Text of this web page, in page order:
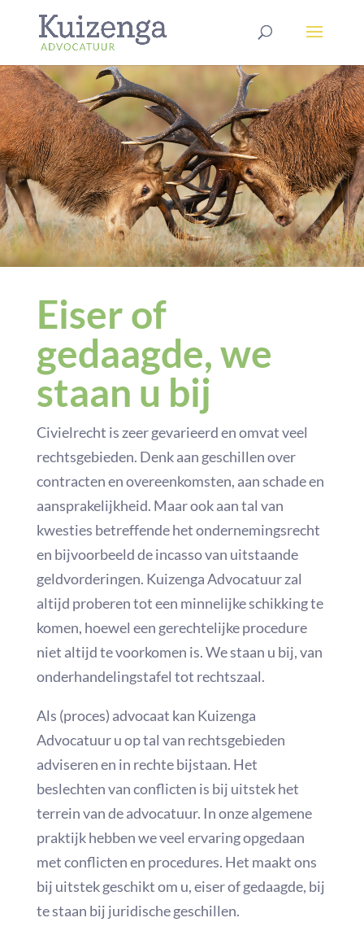
Eiser of
gedaagde, we
staan u bij
Civielrecht is zeer gevarieerd en omvat veel
rechtsgebieden. Denk aan geschillen over
contracten en overeenkomsten, aan schade en
aansprakelijkheid. Maar ook aan tal van
kwesties betreffende het ondernemingsrecht
en bijvoorbeeld de incasso van uitstaande
geldvorderingen. Kuizenga Advocatuur zal
altijd proberen tot een minnelijke schikking te
komen, hoewel een gerechtelijke procedure
niet altijd te voorkomen is. We staan u bij, van
onderhandelingstafel tot rechtszaal.
Als (proces) advocaat kan Kuizenga
Advocatuur u op tal van rechtsgebieden
adviseren en in rechte bijstaan. Het
beslechten van conflicten is bij uitstek het
terrein van de advocatuur. In onze algemene
praktijk hebben we veel ervaring opgedaan
met conflicten en procedures. Het maakt ons
bij uitstek geschikt om u, eiser of gedaagde, bij
te staan bij juridische geschillen.